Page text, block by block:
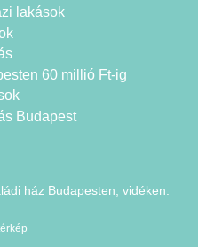
lakások
60 millió Ft-ig
Budapest
ház Budapesten, vidéken.